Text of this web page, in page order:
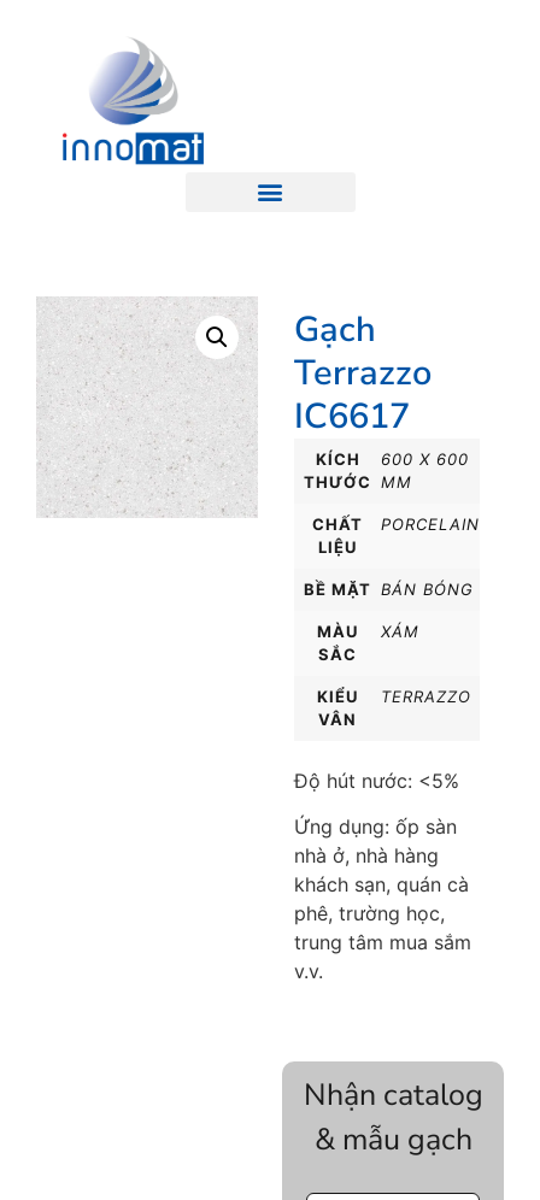
Gạch
Terrazzo
IC6617
KÍCH
THƯỚC
600 X 600
MM
CHẤT
LIỆU
PORCELAIN
BỀ MẶT BÁN BÓNG
MÀU
SẮC
XÁM
KIỂU
VÂN
TERRAZZO
Độ hút nước: <5%
Ứng dụng: ốp sàn
nhà ở, nhà hàng
khách sạn, quán cà
phê, trường học,
trung tâm mua sắm
v.v.
Nhận catalog
& mẫu gạch